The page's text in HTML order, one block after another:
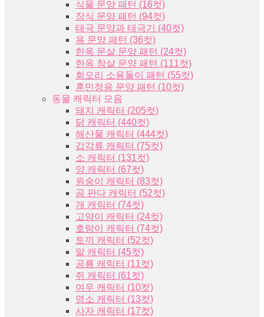
식물 문양 패턴 (16컷)
장식 문양 패턴 (94컷)
태극 문양과 태극기 (40컷)
용 문양 패턴 (36컷)
한옥 문살 문양 패턴 (24컷)
한옥 창살 문양 패턴 (111컷)
회오리 소용돌이 패턴 (55컷)
훈민정음 문양 패턴 (10컷)
동물 캐릭터 모음
돼지 캐릭터 (205컷)
닭 캐릭터 (440컷)
해산물 캐릭터 (444컷)
갑각류 캐릭터 (75컷)
소 캐릭터 (131컷)
양 캐릭터 (67컷)
원숭이 캐릭터 (83컷)
곰 판다 캐릭터 (52컷)
개 캐릭터 (74컷)
고양이 캐릭터 (24컷)
호랑이 캐릭터 (74컷)
토끼 캐릭터 (52컷)
말 캐릭터 (45컷)
공룡 캐릭터 (11컷)
쥐 캐릭터 (61컷)
여우 캐릭터 (10컷)
염소 캐릭터 (13컷)
사자 캐릭터 (17컷)